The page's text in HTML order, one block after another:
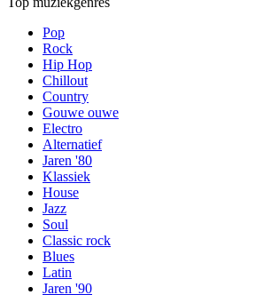
Pop
Rock
Hip Hop
Chillout
Country
Gouwe ouwe
Electro
Alternatief
Jaren '80
Klassiek
House
Jazz
Soul
Classic rock
Blues
Latin
Jaren '90